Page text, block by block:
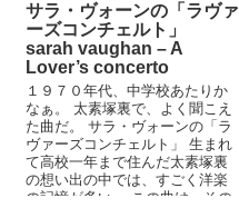
サラ・ヴォーンの「ラヴァ
ーズコンチェルト」
sarah vaughan – A
Lover’s concerto
１９７０年代、中学校あたりか
なぁ。 太素塚裏で、よく聞こえ
た曲だ。 サラ・ヴォーンの「ラ
ヴァーズコンチェルト」 生まれ
て高校一年まで住んだ太素塚裏
の想い出の中では、すごく洋楽
の記憶が多い。 この曲は、その